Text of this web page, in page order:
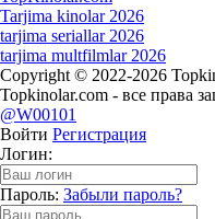
Tarjima kinolar 2026
tarjima seriallar 2026
tarjima multfilmlar 2026
Copyright © 2022-2026
Topkinolar.com - все права
@W00101
Войти Регистрация
Логин:
Пароль: Забыли пароль?